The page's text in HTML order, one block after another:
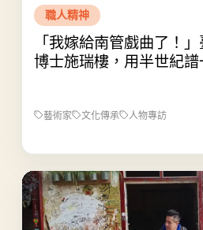
職人精神
「我嫁給南管戲曲了！
博士施瑞樓，用半世紀
藝術家 文化傳承 人物專訪